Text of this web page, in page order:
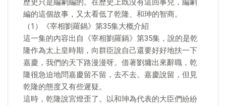
歷史只是編劇編的。在歷史上既沒有這回事兒，編劇
編的這個故事，又太看低了乾隆、和珅的智商。
（1）《宰相劉羅鍋》第35集大概介紹
這一集的內容出自《宰相劉羅鍋》第35集，說的是乾
隆作為太上皇時期，向群臣說自己還要好好地扶一下
嘉慶，我們的天下路漫漫呀。借著劉墉出來辭職，乾
隆很急迫地問嘉慶留不留，去不去。嘉慶說留，但見
乾隆的態度又有些遲疑。
這時，乾隆說宮燈歪了。以和珅為代表的大臣們紛紛